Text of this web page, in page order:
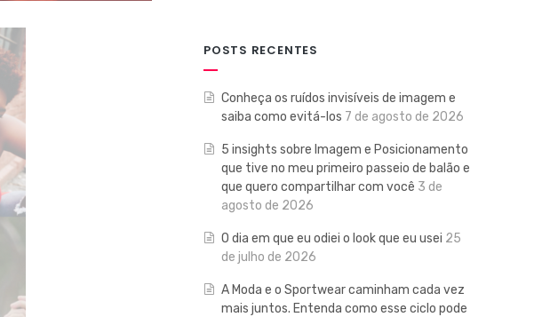
POSTS RECENTES
Conheça os ruídos invisíveis de imagem e
saiba como evitá-los 7 de agosto de 2026
5 insights sobre Imagem e Posicionamento
que tive no meu primeiro passeio de balão e
que quero compartilhar com você 3 de
agosto de 2026
O dia em que eu odiei o look que eu usei 25
de julho de 2026
A Moda e o Sportwear caminham cada vez
mais juntos. Entenda como esse ciclo pode